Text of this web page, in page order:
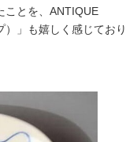
ことを、ANTIQUE
」も嬉しく感じており